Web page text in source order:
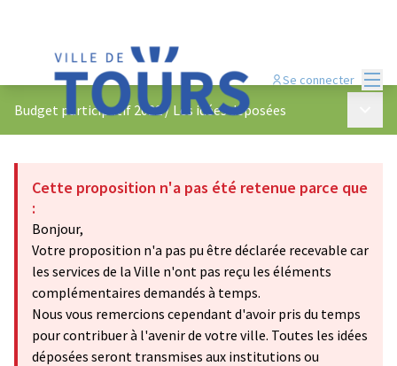
Se connecter
Budget participatif 2022/ Les idées déposées
Cette proposition n'a pas été retenue parce que
:
Bonjour,
Votre proposition n'a pas pu être déclarée recevable car
les services de la Ville n'ont pas reçu les éléments
complémentaires demandés à temps.
Nous vous remercions cependant d'avoir pris du temps
pour contribuer à l'avenir de votre ville. Toutes les idées
déposées seront transmises aux institutions ou